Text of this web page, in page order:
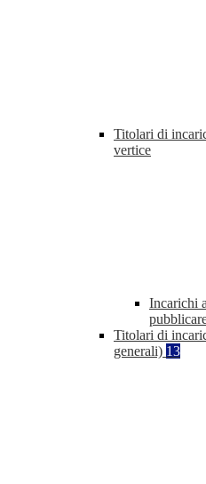
Titolari di
vertice
Incarichi
Titolari di
generali) 13